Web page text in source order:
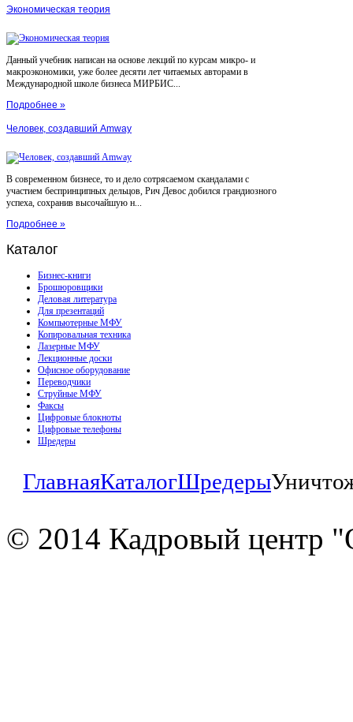
Экономическая теория
Данный учебник написан на основе лекций по курсам микро- и
макроэкономики, уже более десяти лет читаемых авторами в
Международной школе бизнеса МИРБИС...
Подробнее »
Человек, создавший Amway
В современном бизнесе, то и дело сотрясаемом скандалами с
участием беспринципных дельцов, Рич Девос добился грандиозного
успеха, сохранив высочайшую н...
Подробнее »
Каталог
Бизнес-книги
Брошюровщики
Деловая литература
Для презентаций
Компьютерные МФУ
Копировальная техника
Лазерные МФУ
Лекционные доски
Офисное оборудование
Переводчики
Струйные МФУ
Факсы
Цифровые блокноты
Цифровые телефоны
Шредеры
ГлавнаяКаталогШредеры
© 2014 Кадровый центр